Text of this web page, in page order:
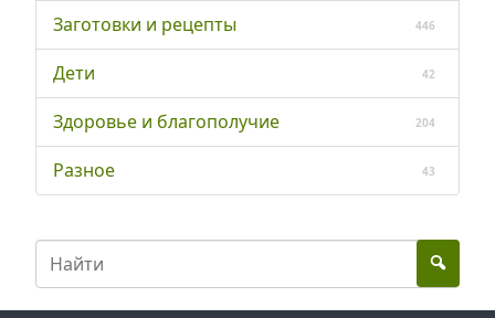
Заготовки и рецепты 446
Дети 42
Здоровье и благополучие 204
Разное 43